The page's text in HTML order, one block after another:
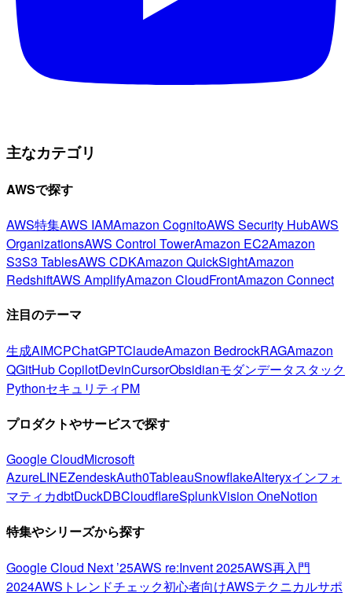
主なカテゴリ
AWSで探す
AWS特集AWS IAMAmazon CognitoAWS Security HubAWS
OrganizationsAWS Control TowerAmazon EC2Amazon
S3S3 TablesAWS CDKAmazon QuickSightAmazon
RedshiftAWS AmplifyAmazon CloudFrontAmazon Connect
注目のテーマ
生成AIMCPChatGPTClaudeAmazon BedrockRAGAmazon
QGitHub CopilotDevinCursorObsidianモダンデータスタック
PythonセキュリティPM
プロダクトやサービスで探す
Google CloudMicrosoft
AzureLINEZendeskAuth0TableauSnowflakeAlteryxインフォ
マティカdbtDuckDBCloudflareSplunkVision OneNotion
特集やシリーズから探す
Google Cloud Next ’25AWS re:Invent 2025AWS再入門
2024AWSトレンドチェック初心者向けAWSテクニカルサポ